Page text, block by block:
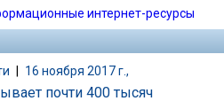
интернет-ресурсы
| 16 ноября 2017 г.,
почти 400 тысяч